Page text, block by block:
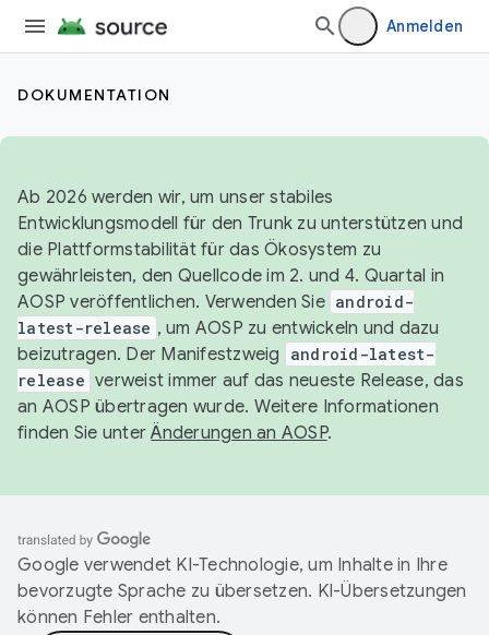
Anmelden
DOKUMENTATION
Ab 2026 werden wir, um unser stabiles
Entwicklungsmodell für den Trunk zu unterstützen und
die Plattformstabilität für das Ökosystem zu
gewährleisten, den Quellcode im 2. und 4. Quartal in
AOSP veröffentlichen. Verwenden Sie android-
latest-release , um AOSP zu entwickeln und dazu
beizutragen. Der Manifestzweig
android-latest-
release verweist immer auf das neueste Release, das
an AOSP übertragen wurde. Weitere Informationen
finden Sie unterÄnderungen an AOSP.
Google verwendet KI-Technologie, um Inhalte in Ihre
bevorzugte Sprache zu übersetzen. KI-Übersetzungen
können Fehler enthalten.